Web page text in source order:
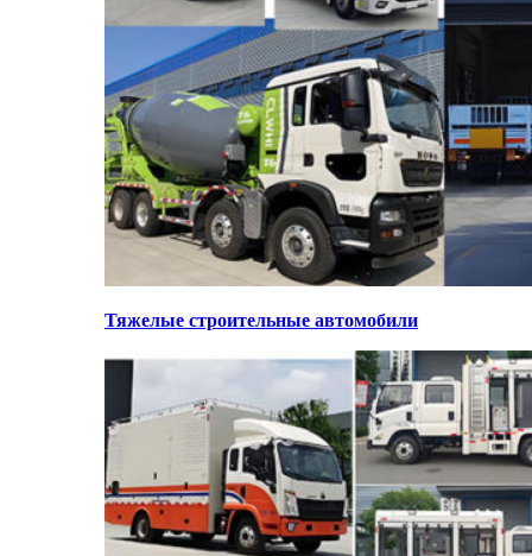
Тяжелые строительные автомобили